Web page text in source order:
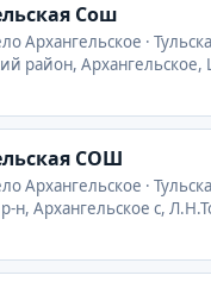
Сош
Архангельское ·
район,
СОШ
Архангельское ·
н, Архангельское с,